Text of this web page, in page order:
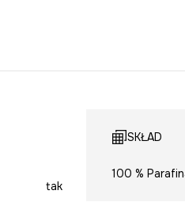
tak
SKŁAD
100 %